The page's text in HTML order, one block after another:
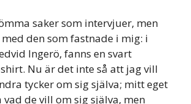
saker som intervjuer, men
den som fastnade i mig: i
Ingerö, fanns en svart
Nu är det inte så att jag vill
tycker om sig själva; mitt eget
de vill om sig själva, men